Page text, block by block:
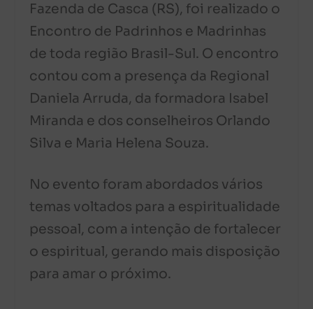
Fazenda de Casca (RS), foi realizado o
Encontro de Padrinhos e Madrinhas
de toda região Brasil-Sul. O encontro
contou com a presença da Regional
Daniela Arruda, da formadora Isabel
Miranda e dos conselheiros Orlando
Silva e Maria Helena Souza.
No evento foram abordados vários
temas voltados para a espiritualidade
pessoal, com a intenção de fortalecer
o espiritual, gerando mais disposição
para amar o próximo.